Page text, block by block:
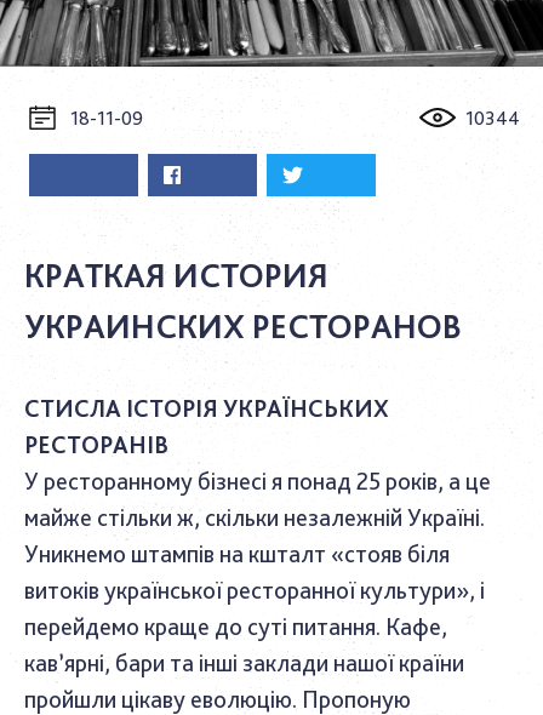
18-11-09 10344
КРАТКАЯ ИСТОРИЯ
УКРАИНСКИХ РЕСТОРАНОВ
СТИСЛА ІСТОРІЯ УКРАЇНСЬКИХ
РЕСТОРАНІВ
У ресторанному бізнесі я понад 25 років, а це
майже стільки ж, скільки незалежній Україні.
Уникнемо штампів на кшталт «стояв біля
витоків української ресторанної культури», і
перейдемо краще до суті питання. Кафе,
кав’ярні, бари та інші заклади нашої країни
пройшли цікаву еволюцію. Пропоную